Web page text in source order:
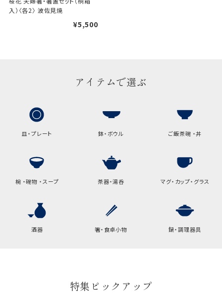
ギフト袋について
手提げ袋について
A:京名所 袋
22cm
幅
9cm
高さ
入）〈各2〉 波佐見焼
¥5,500
アイテムで選ぶ
皿・プレート 鉢・ボウル ご飯茶碗 ・丼
椀 ・碗物 ・スープ 茶器・湯呑 マグ・カップ・グラス
酒器 箸・食卓小物 鍋・調理器具
特集ピックアップ